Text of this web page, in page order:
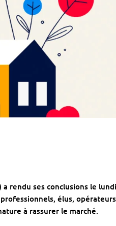
rendu ses conclusions le
élus,
à rassurer le marché.